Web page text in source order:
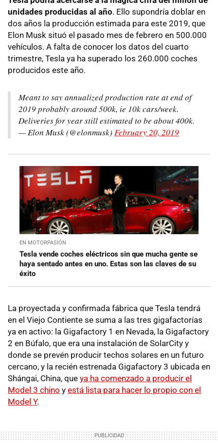
unidades producidas al año. Ello supondría doblar en
dos años la producción estimada para este 2019, que
Elon Musk situó el pasado mes de febrero en 500.000
vehículos. A falta de conocer los datos del cuarto
trimestre, Tesla ya ha superado los 260.000 coches
producidos este año.
Meant to say annualized production rate at end of
2019 probably around 500k, ie 10k cars/week.
Deliveries for year still estimated to be about 400k.
— Elon Musk (@elonmusk) February 20, 2019
EN MOTORPASIÓN
Tesla vende coches eléctricos sin que mucha gente se
haya sentado antes en uno. Estas son las claves de su
éxito
La proyectada y confirmada fábrica que Tesla tendrá
en el Viejo Contiente se suma a las tres gigafactorías
ya en activo: la Gigafactory 1 en Nevada, la Gigafactory
2 en Búfalo, que era una instalación de SolarCity y
donde se prevén producir techos solares en un futuro
cercano, y la recién estrenada Gigafactory 3 ubicada en
Shángai, China, que ya ha comenzado a producir el
Model 3 chino y está lista para hacer lo propio con el
Model Y.